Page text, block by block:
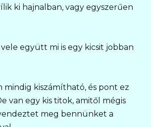
ki hajnalban, vagy egyszerűen
vele együtt mi is egy kicsit jobban
mindig kiszámítható, és pont ez
van egy kis titok, amitől mégis
meg bennünket a